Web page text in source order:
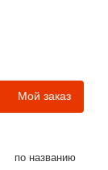
Мой заказ
по названию